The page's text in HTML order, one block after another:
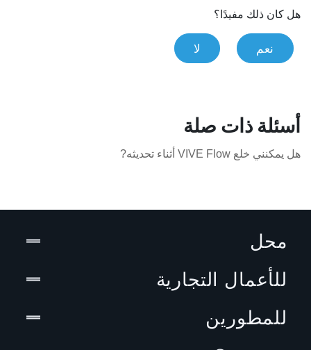
هل كان ذلك مفيدًا؟
نعم لا
أسئلة ذات صلة
هل يمكنني خلع VIVE Flow أثناء تحديثه?
محل
للأعمال التجارية
للمطورين